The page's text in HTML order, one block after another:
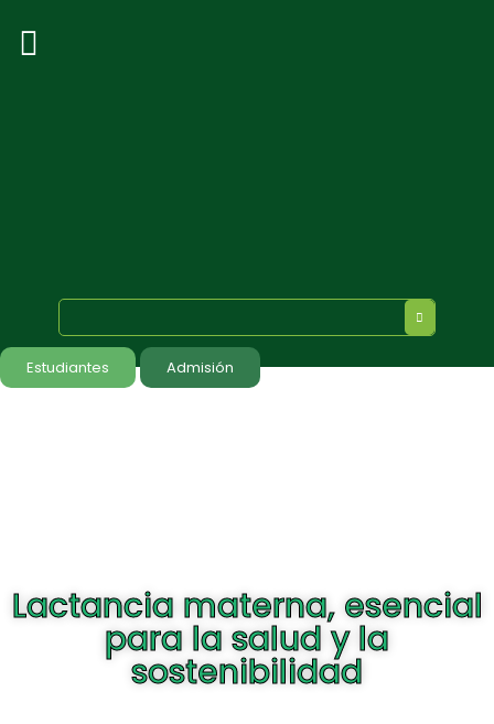
Estudiantes Admisión
Lactancia materna, esencial
para la salud y la
sostenibilidad